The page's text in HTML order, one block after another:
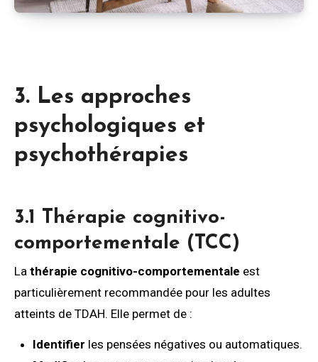
3. Les approches
psychologiques et
psychothérapies
3.1 Thérapie cognitivo-
comportementale (TCC)
La thérapie cognitivo-comportementale est
particulièrement recommandée pour les adultes
atteints de TDAH. Elle permet de :
Identifier les pensées négatives ou automatiques.